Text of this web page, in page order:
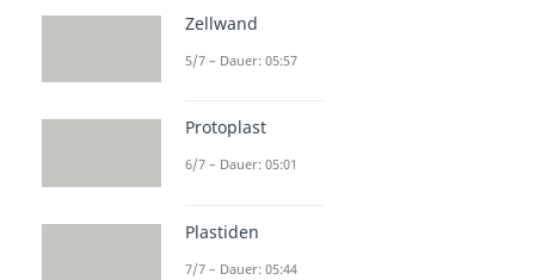
Zellwand
5/7 – Dauer: 05:57
Protoplast
6/7 – Dauer: 05:01
Plastiden
7/7 – Dauer: 05:44